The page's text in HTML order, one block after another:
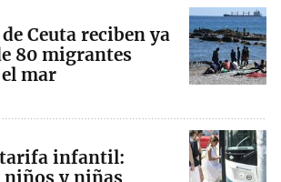
Ceuta reciben ya
80 migrantes
mar
tarifa infantil:
niños y niñas